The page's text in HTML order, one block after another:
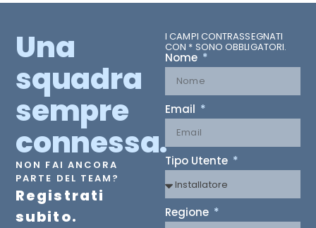
Una
squadra
sempre
connessa.
NON FAI ANCORA
PARTE DEL TEAM?
Registrati
subito.
I CAMPI CONTRASSEGNATI
CON * SONO OBBLIGATORI.
Nome
Email
Tipo Utente
Regione